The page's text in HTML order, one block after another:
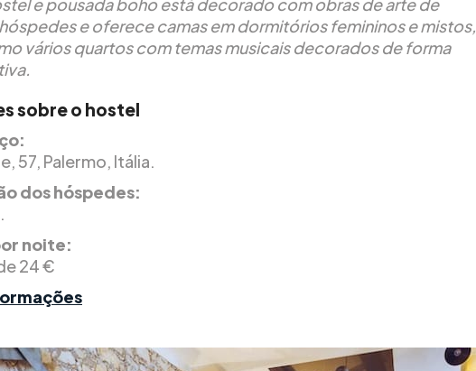
e oferece camas em dormitórios femininos e mistos,
vários quartos com temas musicais decorados de forma
sobre o hostel
57, Palermo, Itália.
dos hóspedes:
noite:
24 €